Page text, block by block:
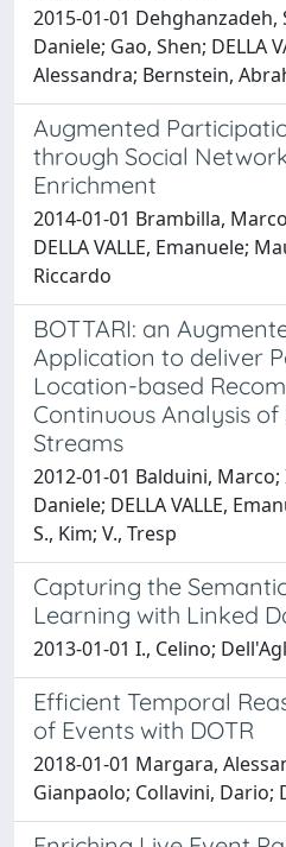
2015-01-01 Dehghanzadeh,
Daniele; Gao, Shen; DELLA
Alessandra; Bernstein,
Augmented
through Social
Enrichment
2014-01-01 Brambilla,
DELLA VALLE, Emanuele;
Riccardo
BOTTARI: an
Application to deliver
Location-based
Continuous Analysis of
Streams
2012-01-01 Balduini,
Daniele; DELLA VALLE,
S., Kim; V., Tresp
Capturing the
Learning with Linked
2013-01-01 I., Celino;
Efficient Temporal
of Events with DOTR
2018-01-01 Margara,
Gianpaolo; Collavini, Dario;